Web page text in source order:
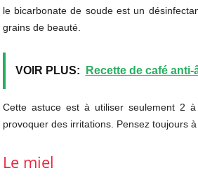
le bicarbonate de soude est un
grains de beauté.
VOIR PLUS: Recette de café
Cette astuce est à utiliser seulement 2
provoquer des irritations. Pensez toujours
Le miel